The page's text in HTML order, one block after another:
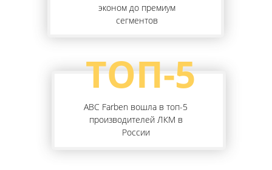
эконом до премиум
сегментов
ABC Farben вошла в топ-5
производителей ЛКМ в
России
ТОП-5